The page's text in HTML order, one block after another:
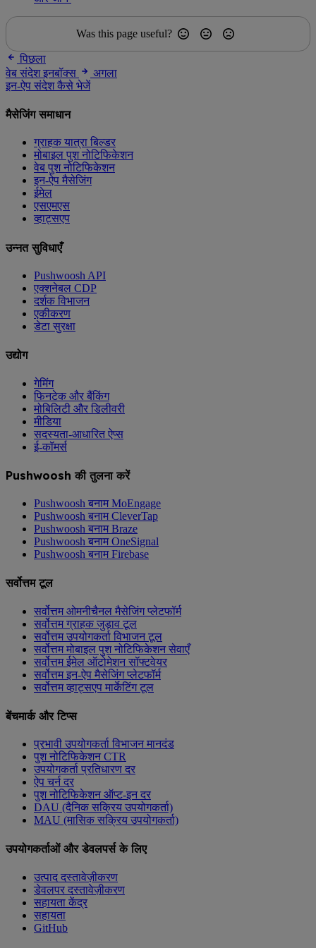
Was this page useful?
पिछला
वेब संदेश इनबॉक्स
अगला
इन-ऐप संदेश कैसे भेजें
मैसेजिंग समाधान
ग्राहक यात्रा बिल्डर
मोबाइल पुश नोटिफिकेशन
वेब पुश नोटिफिकेशन
इन-ऐप मैसेजिंग
ईमेल
एसएमएस
व्हाट्सएप
उन्नत सुविधाएँ
Pushwoosh API
एक्शनेबल CDP
दर्शक विभाजन
एकीकरण
डेटा सुरक्षा
उद्योग
गेमिंग
फिनटेक और बैंकिंग
मोबिलिटी और डिलीवरी
मीडिया
सदस्यता-आधारित ऐप्स
ई-कॉमर्स
Pushwoosh की तुलना करें
Pushwoosh बनाम MoEngage
Pushwoosh बनाम CleverTap
Pushwoosh बनाम Braze
Pushwoosh बनाम OneSignal
Pushwoosh बनाम Firebase
सर्वोत्तम टूल
सर्वोत्तम ओमनीचैनल मैसेजिंग प्लेटफॉर्म
सर्वोत्तम ग्राहक जुड़ाव टूल
सर्वोत्तम उपयोगकर्ता विभाजन टूल
सर्वोत्तम मोबाइल पुश नोटिफिकेशन सेवाएँ
सर्वोत्तम ईमेल ऑटोमेशन सॉफ्टवेयर
सर्वोत्तम इन-ऐप मैसेजिंग प्लेटफॉर्म
सर्वोत्तम व्हाट्सएप मार्केटिंग टूल
बेंचमार्क और टिप्स
प्रभावी उपयोगकर्ता विभाजन मानदंड
पुश नोटिफिकेशन CTR
उपयोगकर्ता प्रतिधारण दर
ऐप चर्न दर
पुश नोटिफिकेशन ऑप्ट-इन दर
DAU (दैनिक सक्रिय उपयोगकर्ता)
MAU (मासिक सक्रिय उपयोगकर्ता)
उपयोगकर्ताओं और डेवलपर्स के लिए
उत्पाद दस्तावेज़ीकरण
डेवलपर दस्तावेज़ीकरण
सहायता केंद्र
सहायता
GitHub